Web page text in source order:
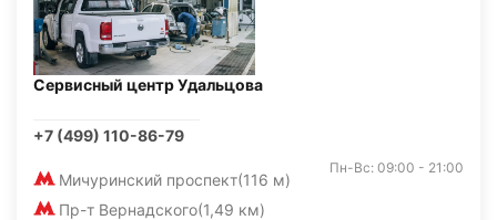
Сервисный центр Удальцова
+7 (499) 110-86-79
Мичуринский проспект(116 м)
Пр-т Вернадского(1,49 км)
Пн-Вс: 09:00 - 21:00